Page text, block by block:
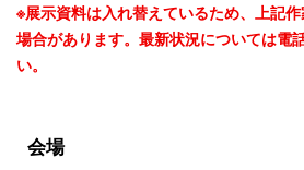
※展示資料は入れ替えているため、上記
場合があります。最新状況については電
い。
会場